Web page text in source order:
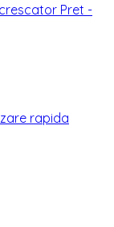
Pret -
rapida